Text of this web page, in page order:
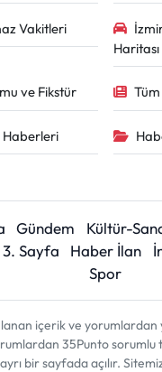
Vakitleri
Haritası
ve Fikstür
Haberleri
Gündem Kültür-
3. Sayfa Haber İlan
Spor
içerik ve yorumlardan
35Punto
bir sayfada açılır.